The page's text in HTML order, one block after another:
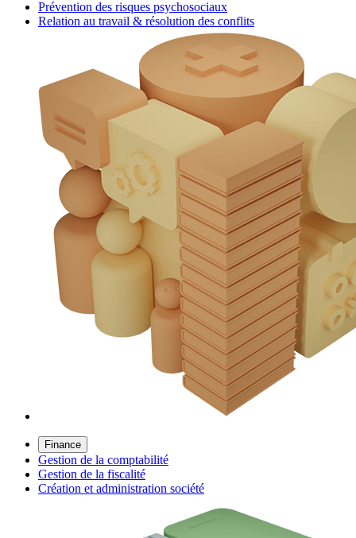
Prévention des risques psychosociaux
Relation au travail & résolution des conflits
Finance
Gestion de la comptabilité
Gestion de la fiscalité
Création et administration société